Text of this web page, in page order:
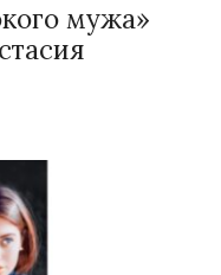
мужа»